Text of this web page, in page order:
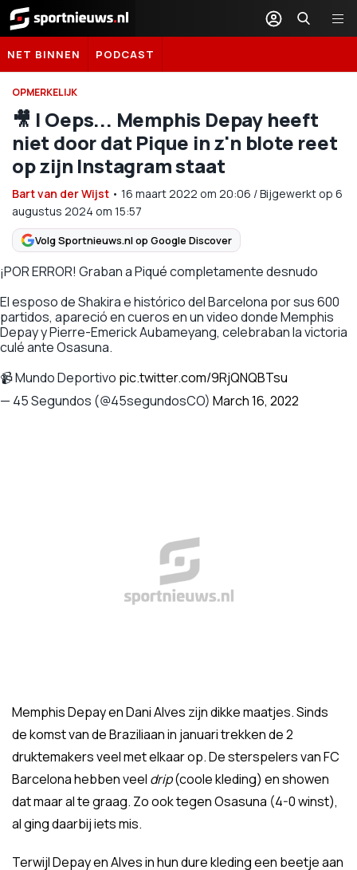
Sportnieuws.nl
NET BINNEN PODCAST
OPMERKELIJK
🎥 | Oeps... Memphis Depay heeft
niet door dat Pique in z'n blote reet
op zijn Instagram staat
Bart van der Wijst • 16 maart 2022 om 20:06 /Bijgewerkt op 6
augustus 2024 om 15:57
Volg Sportnieuws.nl op Google Discover
¡POR ERROR! Graban a Piqué completamente desnudo
El esposo de Shakira e histórico del Barcelona por sus 600
partidos, apareció en cueros en un video donde Memphis
Depay y Pierre-Emerick Aubameyang, celebraban la victoria
culé ante Osasuna.
📹 Mundo Deportivo pic.twitter.com/9RjQNQBTsu
— 45 Segundos (@45segundosCO) March 16, 2022
Memphis Depay en Dani Alves zijn dikke maatjes. Sinds
de komst van de Braziliaan in januari trekken de 2
druktemakers veel met elkaar op. De sterspelers van FC
Barcelona hebben veel drip(coole kleding) en showen
dat maar al te graag. Zo ook tegen Osasuna (4-0 winst),
al ging daarbij iets mis.
Terwijl Depay en Alves in hun dure kleding een beetje aan